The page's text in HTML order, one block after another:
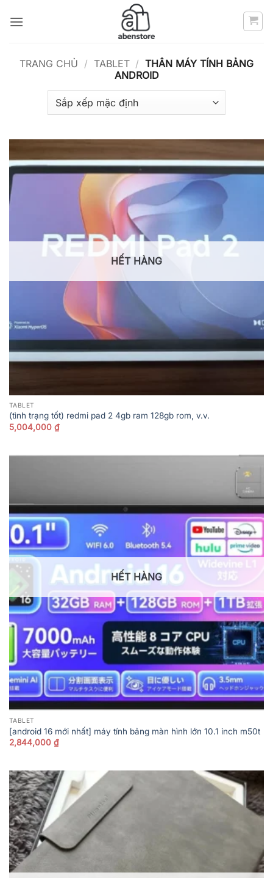
qua
TRANG CHỦ / TABLET / THÂN MÁY TÍNH BẢNG
ANDROID
HẾT HÀNG
TABLET
(tình trạng tốt) redmi pad 2 4gb ram 128gb rom, v.v.
5,004,000 ₫
HẾT HÀNG
TABLET
[android 16 mới nhất] máy tính bảng màn hình lớn 10.1 inch m50t
2,844,000 ₫